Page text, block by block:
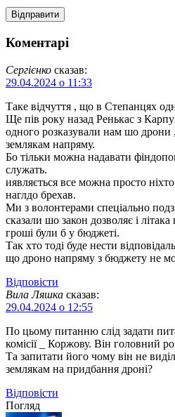
Коментарі
Сергієнко сказав:
29.04.2024 о 11:33
Таке відчуття , що в Степанцях
Ще пів року назад Ренькас з
одного розказували нам шо
землякам напряму.
Бо тільки можна надавати
служать.
иявляється все можна просто
наглдо брехав.
Ми з волонтерами спеціально
сказали шо закон дозволяє і
гроші були б у бюджеті.
Так хто тоді буде нести
що дроно напряму з бюджету не
Відповіcти
Вила Ляшка сказав:
29.04.2024 о 12:55
По цьому питанню слід задати
комісії _ Коржову. Він головний
Та запитати його чому він не
землякам на придбання дроні?
Відповіcти
Погляд